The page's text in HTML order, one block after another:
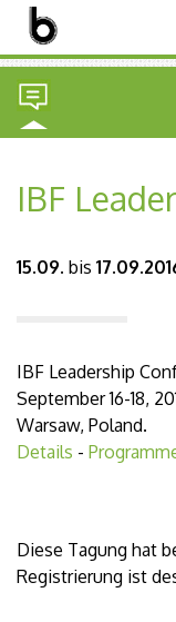
IBF
15.09. bis
IBF Leadership
September 16-18,
Warsaw, Poland.
Details -
Diese Tagung hat
Registrierung ist